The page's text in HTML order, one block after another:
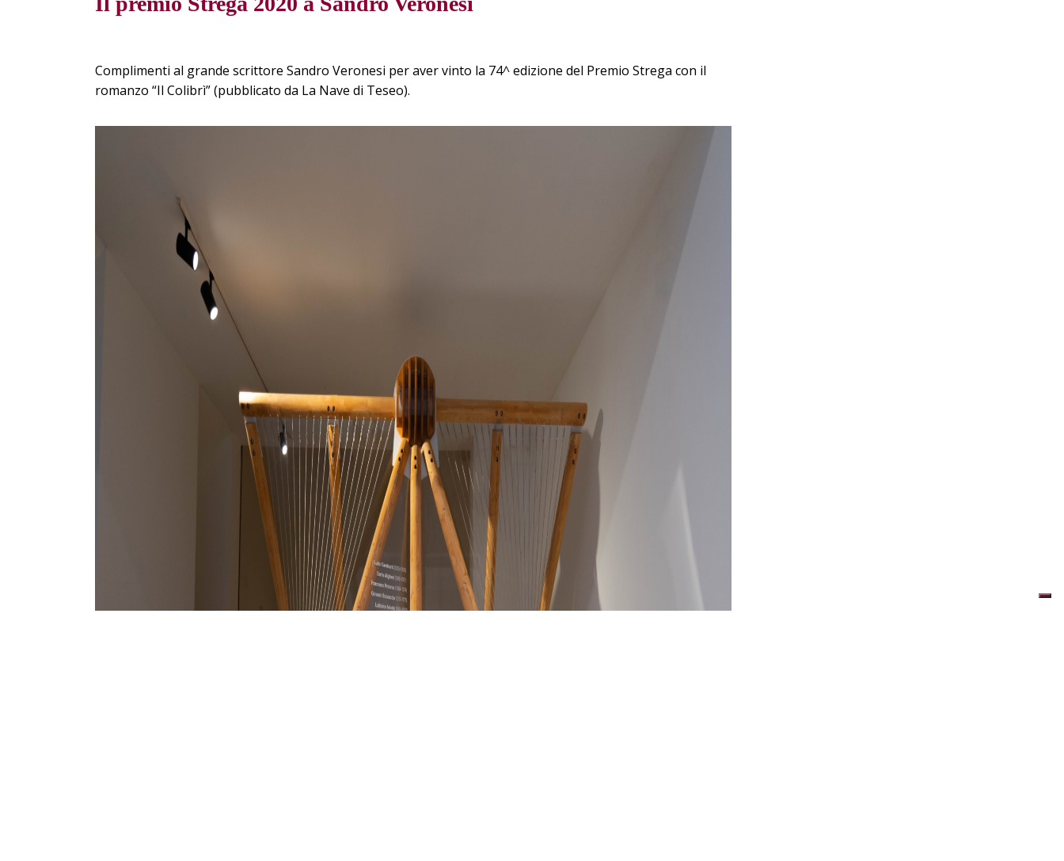
Complimenti al grande scrittore Sandro Veronesi per aver vinto la 74^ edizione del Premio Strega con il
romanzo “Il Colibrì” (pubblicato da La Nave di Teseo).